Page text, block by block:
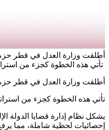
أطلقت وزارة العدل في قطر حزمة
تأتي هذه الخطوة كجزء من استراتيجية الوزارة 2024-2030، التي تتماشى مع رؤية قطر الوطنية 2030 وتدعم التحول الرقمي في مختلف
أطلقت وزارة العدل في قطر حزمة
تأتي هذه الخطوة كجزء من استراتيجية الوزارة 2024-2030، التي تتماشى مع رؤية قطر الوطنية 2030 وتدعم
يشكل نظام إدارة قضايا الدولة
إحصائيات لحظية شاملة، مما